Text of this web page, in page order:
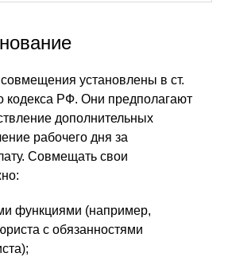
установлены в ст.
кодекса РФ. Они предполагают
дополнительных
рабочего дня за
Совмещать свои
функциями (например,
с обязанностями